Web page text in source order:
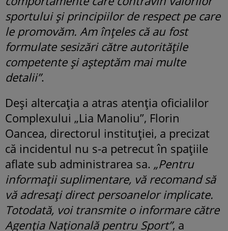
sportului și principiilor de respect pe care
le promovăm. Am înțeles că au fost
formulate sesizări către autoritățile
competente și așteptăm mai multe
detalii”.
Deși altercația a atras atenția oficialilor
Complexului „Lia Manoliu”, Florin
Oancea, directorul instituției, a precizat
că incidentul nu s-a petrecut în spațiile
aflate sub administrarea sa. „Pentru
informații suplimentare, vă recomand să
vă adresați direct persoanelor implicate.
Totodată, voi transmite o informare către
Agenția Națională pentru Sport”, a